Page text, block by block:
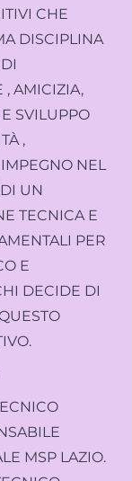
CHE
DISCIPLINA
, AMICIZIA,
SVILUPPO
,
NEL
UN
TECNICA E
PER
E
DECIDE DI
MSP LAZIO.